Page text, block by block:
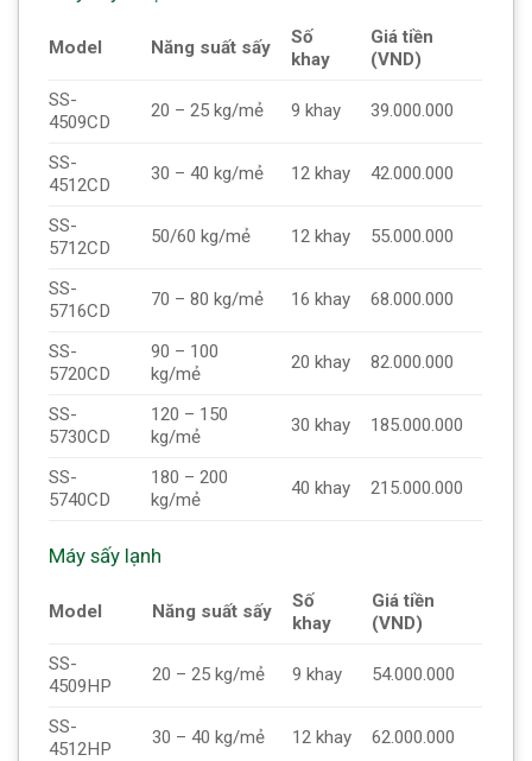
Model Năng suất sấy
Số
khay
Giá tiền
(VND)
SS-
4509CD
20 – 25 kg/mẻ 9 khay 39.000.000
SS-
4512CD
30 – 40 kg/mẻ 12 khay 42.000.000
SS-
5712CD
50/60 kg/mẻ 12 khay 55.000.000
SS-
5716CD
70 – 80 kg/mẻ 16 khay 68.000.000
SS-
5720CD
90 – 100
kg/mẻ
20 khay 82.000.000
SS-
5730CD
120 – 150
kg/mẻ
30 khay 185.000.000
SS-
5740CD
180 – 200
kg/mẻ
40 khay 215.000.000
Máy sấy lạnh
Model Năng suất sấy
Số
khay
Giá tiền
(VND)
SS-
4509HP
20 – 25 kg/mẻ 9 khay 54.000.000
SS-
4512HP
30 – 40 kg/mẻ 12 khay 62.000.000